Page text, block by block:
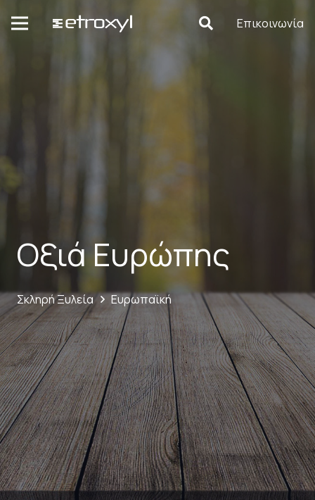
Επικοινωνία
Οξιά Ευρώπης
Σκληρή Ξυλεία Ευρωπαϊκή